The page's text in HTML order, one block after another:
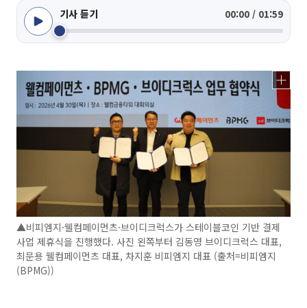
기사 듣기 00:00 / 01:59
▲비피엠지·웰컴페이먼츠·브이디크럭스가 스테이블코인 기반 결제
사업 제휴식을 진행했다. 사진 왼쪽부터 김동영 브이디크럭스 대표,
최문용 웰컴페이먼츠 대표, 차지훈 비피엠지 대표 (출처=비피엠지
(BPMG))